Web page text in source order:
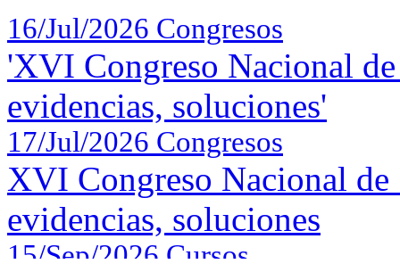
16/Jul/2026 Congresos
'XVI Congreso Nacional
evidencias, soluciones'
17/Jul/2026 Congresos
XVI Congreso Nacional
evidencias, soluciones
15/Sep/2026 Cursos